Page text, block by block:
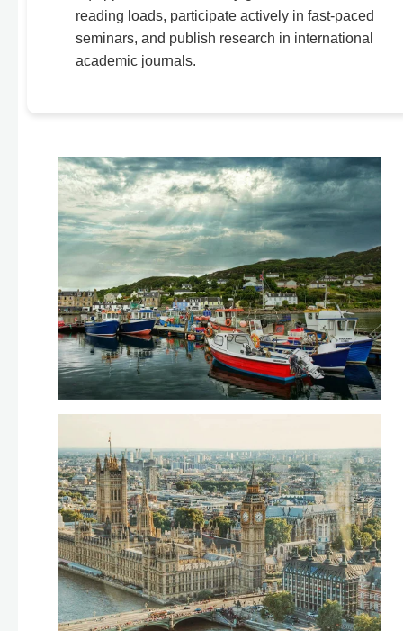
reading loads, participate actively in fast-paced
seminars, and publish research in international
academic journals.